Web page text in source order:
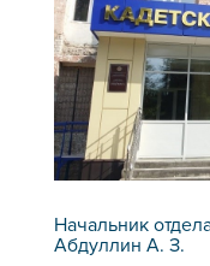
Начальник
Абдуллин А. З.